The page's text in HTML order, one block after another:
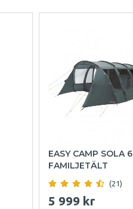
EASY CAMP SOLA 6
FAMILJETÄLT
(21)
5 999 kr